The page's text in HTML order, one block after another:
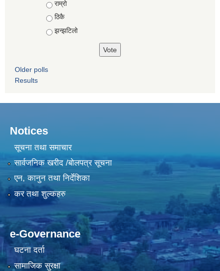
राम्रो
ठिकै
झन्झटिलो
Older polls
Results
Notices
सूचना तथा समाचार
सार्वजनिक खरीद /बोलपत्र सूचना
एन, कानुन तथा निर्देशिका
कर तथा शुल्कहरु
e-Governance
घटना दर्ता
सामाजिक सुरक्षा